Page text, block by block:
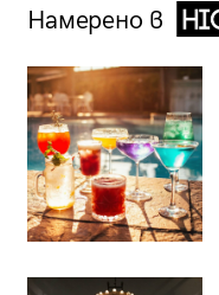
Намерено в